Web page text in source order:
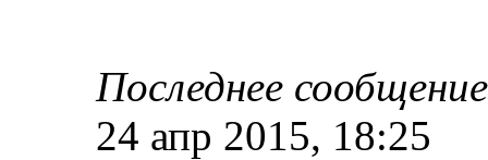
Последнее
24 апр 2015, 18:25